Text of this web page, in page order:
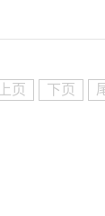
上页 下页